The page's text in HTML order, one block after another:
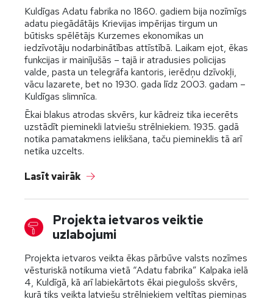
Kuldīgas Adatu fabrika no 1860. gadiem bija nozīmīgs
adatu piegādātājs Krievijas impērijas tirgum un
būtisks spēlētājs Kurzemes ekonomikas un
iedzīvotāju nodarbinātības attīstībā. Laikam ejot, ēkas
funkcijas ir mainījušās – tajā ir atradusies policijas
valde, pasta un telegrāfa kantoris, ierēdņu dzīvokļi,
vācu lazarete, bet no 1930. gada līdz 2003. gadam –
Kuldīgas slimnīca.
Ēkai blakus atrodas skvērs, kur kādreiz tika iecerēts
uzstādīt pieminekli latviešu strēlniekiem. 1935. gadā
notika pamatakmens ielikšana, taču piemineklis tā arī
netika uzcelts.
Lasīt vairāk
Projekta ietvaros veiktie
uzlabojumi
Projekta ietvaros veikta ēkas pārbūve valsts nozīmes
vēsturiskā notikuma vietā “Adatu fabrika” Kalpaka ielā
4, Kuldīgā, kā arī labiekārtots ēkai piegulošs skvērs,
kurā tiks veikta latviešu strēlniekiem veltītas piemiņas